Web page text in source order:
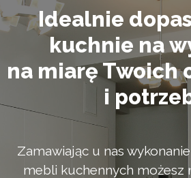
Idealnie
kuchnie na
na miarę Twoich
i
Zamawiając u nas
mebli kuchennych możesz